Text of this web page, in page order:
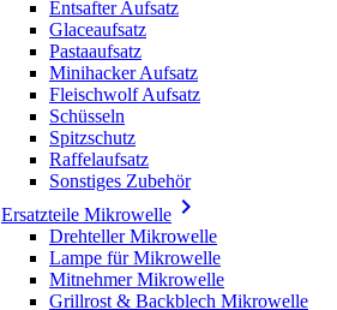
Entsafter Aufsatz
Glaceaufsatz
Pastaaufsatz
Minihacker Aufsatz
Fleischwolf Aufsatz
Schüsseln
Spitzschutz
Raffelaufsatz
Sonstiges Zubehör
Ersatzteile Mikrowelle 
Drehteller Mikrowelle
Lampe für Mikrowelle
Mitnehmer Mikrowelle
Grillrost & Backblech Mikrowelle